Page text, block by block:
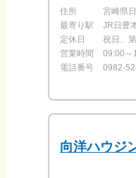
住所
宮崎県
最寄り駅
JR日豊
定休日
祝日、
営業時間
09:00
電話番号
0982-
向洋ハウジ